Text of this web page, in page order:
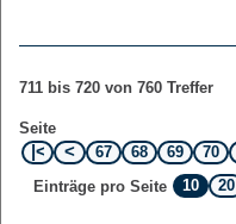
711 bis 720 von 760 Treffer
Seite
67
68 69 70
Einträge pro Seite
10 20